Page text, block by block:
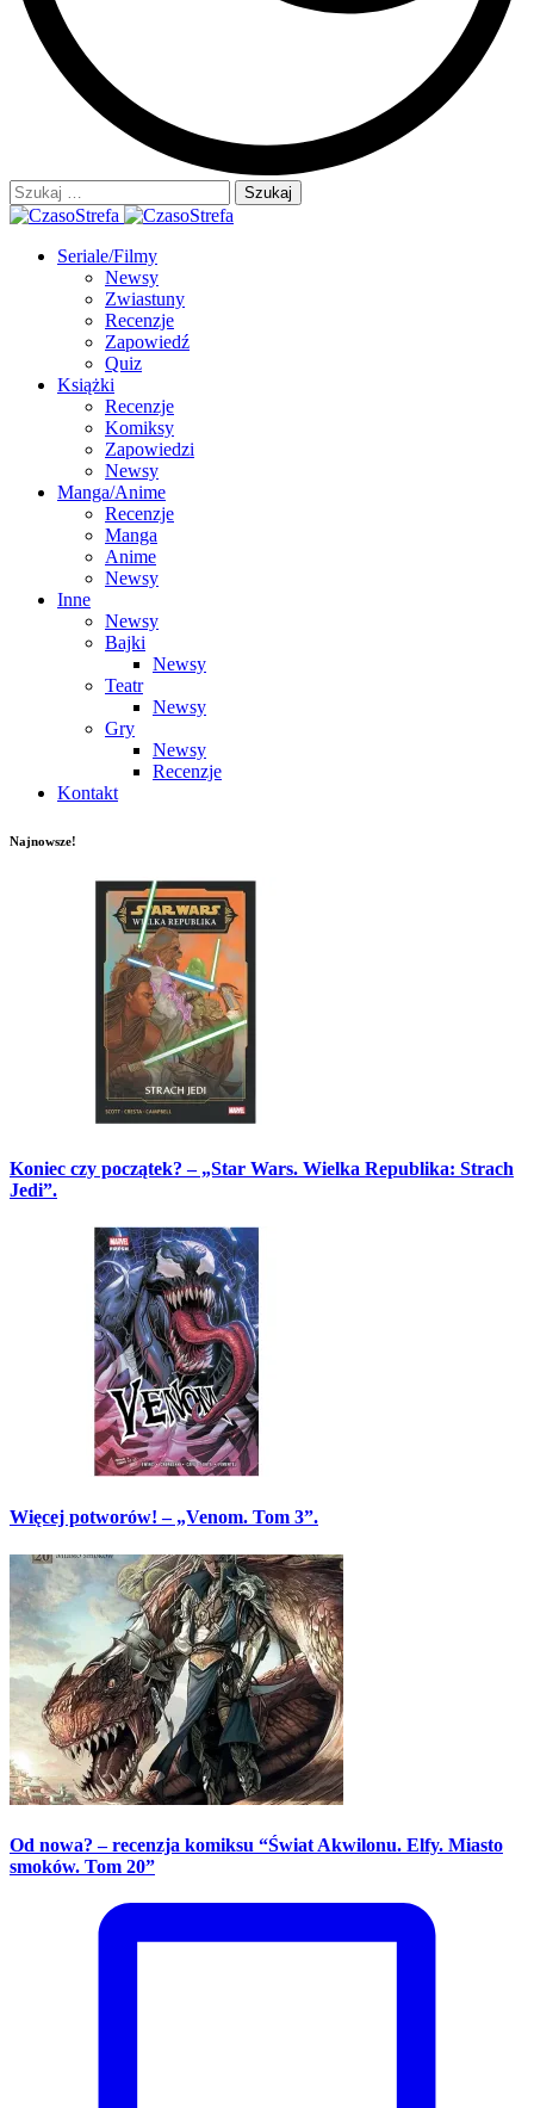
Szukaj:
Seriale/Filmy
Newsy
Zwiastuny
Recenzje
Zapowiedź
Quiz
Książki
Recenzje
Komiksy
Zapowiedzi
Newsy
Manga/Anime
Recenzje
Manga
Anime
Newsy
Inne
Newsy
Bajki
Newsy
Teatr
Newsy
Gry
Newsy
Recenzje
Kontakt
Najnowsze!
Koniec czy początek? – „Star Wars. Wielka Republika: Strach
Jedi”.
Więcej potworów! – „Venom. Tom 3”.
Od nowa? – recenzja komiksu “Świat Akwilonu. Elfy. Miasto
smoków. Tom 20”